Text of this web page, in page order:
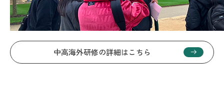
中高海外研修の詳細はこちら